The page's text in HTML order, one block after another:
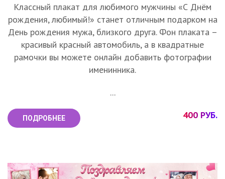
Классный плакат для любимого мужчины «С Днём
рождения, любимый!» станет отличным подарком на
День рождения мужа, близкого друга. Фон плаката –
красивый красный автомобиль, а в квадратные
рамочки вы можете онлайн добавить фотографии
именинника.
...
ПОДРОБНЕЕ 400 РУБ.